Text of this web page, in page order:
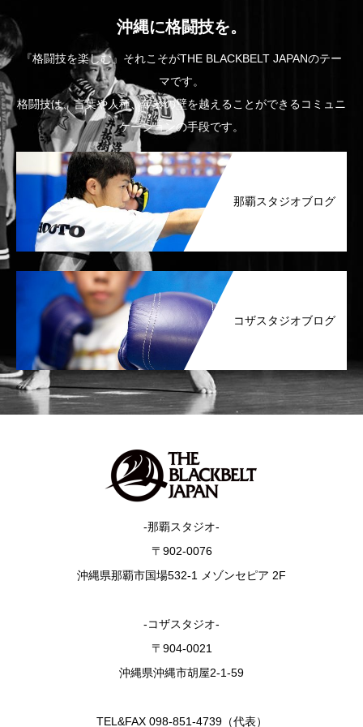
沖縄に格闘技を。
『格闘技を楽しむ』それこそがTHE BLACKBELT JAPANのテー
マです。
格闘技は、言葉や人種、年齢の壁を越えることができるコミュニ
ケーションの手段です。
那覇スタジオブログ
コザスタジオブログ
-那覇スタジオ-
〒902-0076
沖縄県那覇市国場532-1 メゾンセピア 2F
-コザスタジオ-
〒904-0021
沖縄県沖縄市胡屋2-1-59
TEL&FAX 098-851-4739（代表）